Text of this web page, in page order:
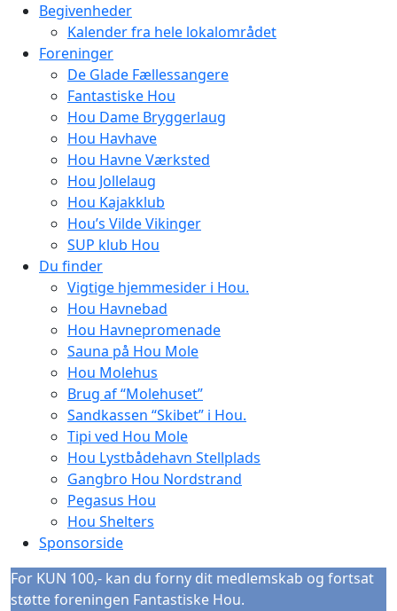
Begivenheder
Kalender fra hele lokalområdet
Foreninger
De Glade Fællessangere
Fantastiske Hou
Hou Dame Bryggerlaug
Hou Havhave
Hou Havne Værksted
Hou Jollelaug
Hou Kajakklub
Hou’s Vilde Vikinger
SUP klub Hou
Du finder
Vigtige hjemmesider i Hou.
Hou Havnebad
Hou Havnepromenade
Sauna på Hou Mole
Hou Molehus
Brug af “Molehuset”
Sandkassen “Skibet” i Hou.
Tipi ved Hou Mole
Hou Lystbådehavn Stellplads
Gangbro Hou Nordstrand
Pegasus Hou
Hou Shelters
Sponsorside
For KUN 100,- kan du forny dit medlemskab og fortsat
støtte foreningen Fantastiske Hou.